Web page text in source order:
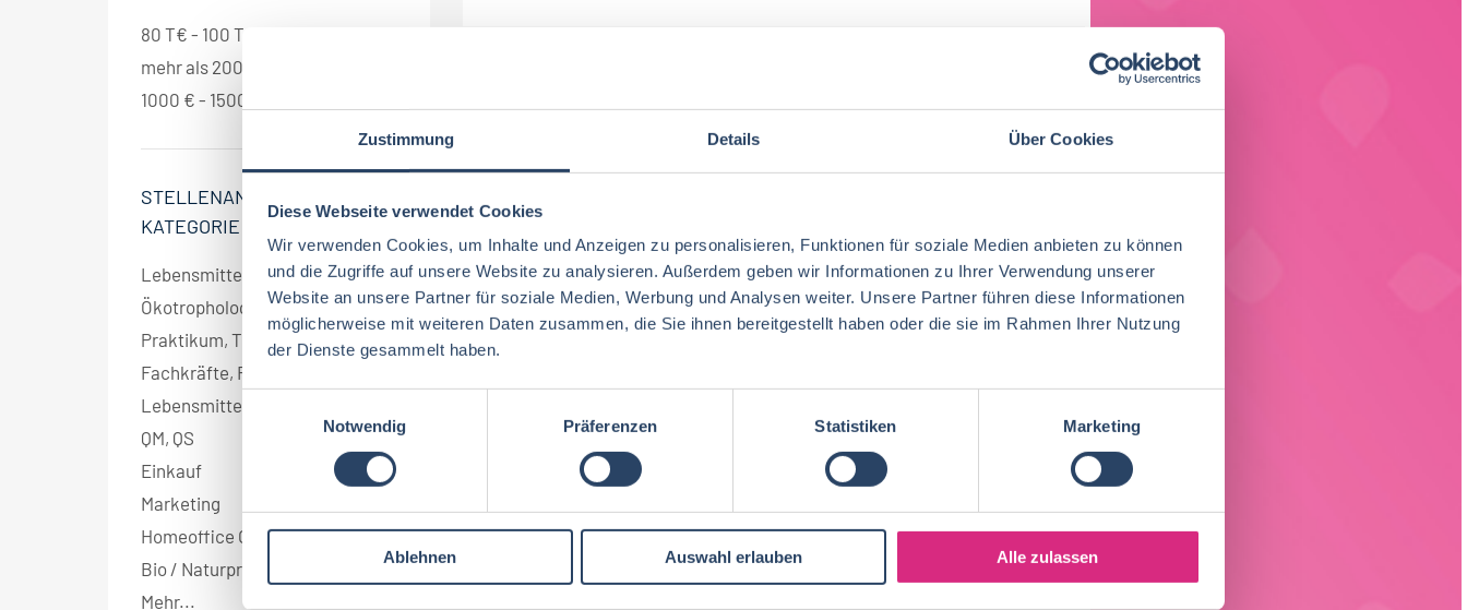
Zustimmung Details Über Cookies
Diese Webseite verwendet Cookies
Wir verwenden Cookies, um Inhalte und Anzeigen zu personalisieren, Funktionen für soziale Medien anbieten zu können
und die Zugriffe auf unsere Website zu analysieren. Außerdem geben wir Informationen zu Ihrer Verwendung unserer
Website an unsere Partner für soziale Medien, Werbung und Analysen weiter. Unsere Partner führen diese Informationen
möglicherweise mit weiteren Daten zusammen, die Sie ihnen bereitgestellt haben oder die sie im Rahmen Ihrer Nutzung
der Dienste gesammelt haben.
l
Notwendig Präferenzen Statistiken Marketing
Ablehnen Auswahl erlauben Alle zulassen
80 T€ - 100 T€ pro Jahr
mehr als 2000 € pro Monat
1000 € - 1500 € pro Monat
STELLENANGEBOT
KATEGORIE
Lebensmitteltechnologie
3
Ökotrophologie
3
Praktikum, Trainee
Fachkräfte, Führungskräfte
Lebensmittelmanagement
QM, QS
1
Einkauf
1
Marketing
Homeoffice Option
1
Bio / Naturprodukte
1
Mehr...